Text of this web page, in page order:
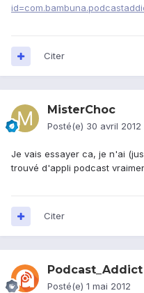
Citer
MisterChoc
Posté(e) 30 avril 2012
Je vais essayer ca, je n'ai
trouvé d'appli podcast
Citer
Podcast_Addict
Posté(e) 1 mai 2012